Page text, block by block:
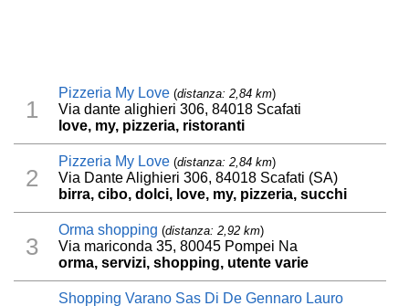
1
Pizzeria My Love (distanza: 2,84 km)
Via dante alighieri 306, 84018 Scafati
love, my, pizzeria, ristoranti
2
Pizzeria My Love (distanza: 2,84 km)
Via Dante Alighieri 306, 84018 Scafati (SA)
birra, cibo, dolci, love, my, pizzeria, succhi
3
Orma shopping (distanza: 2,92 km)
Via mariconda 35, 80045 Pompei Na
orma, servizi, shopping, utente varie
Shopping Varano Sas Di De Gennaro Lauro